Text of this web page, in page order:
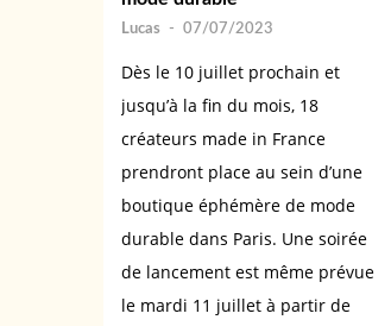
Lucas - 07/07/2023
Dès le 10 juillet prochain et
jusqu’à la fin du mois, 18
créateurs made in France
prendront place au sein d’une
boutique éphémère de mode
durable dans Paris. Une soirée
de lancement est même prévue
le mardi 11 juillet à partir de